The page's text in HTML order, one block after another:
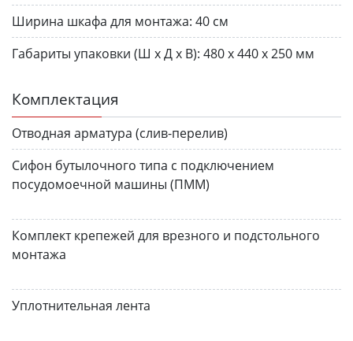
Ширина шкафа для монтажа: 40 см
Габариты упаковки (Ш х Д х В): 480 х 440 х 250 мм
Комплектация
Отводная арматура (слив-перелив)
Сифон бутылочного типа с подключением
посудомоечной машины (ПММ)
Комплект крепежей для врезного и подстольного
монтажа
Уплотнительная лента